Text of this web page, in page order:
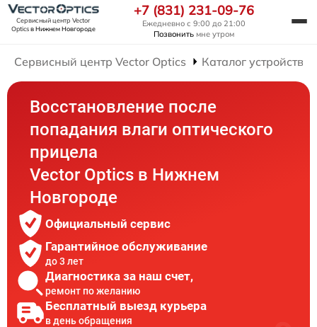
Сервисный центр Vector
Opticsв Нижнем Новгороде
+7 (831) 231-09-76
Ежедневно с 9:00 до 21:00
Позвонить мне утром
Сервисный центр Vector Optics Каталог устройств
Восстановление после
попадания влаги оптического
прицела
Vector Optics в Нижнем
Новгороде
Официальный сервис
Гарантийное обслуживание
до 3 лет
Диагностика за наш счет,
ремонт по желанию
Бесплатный выезд курьера
в день обращения